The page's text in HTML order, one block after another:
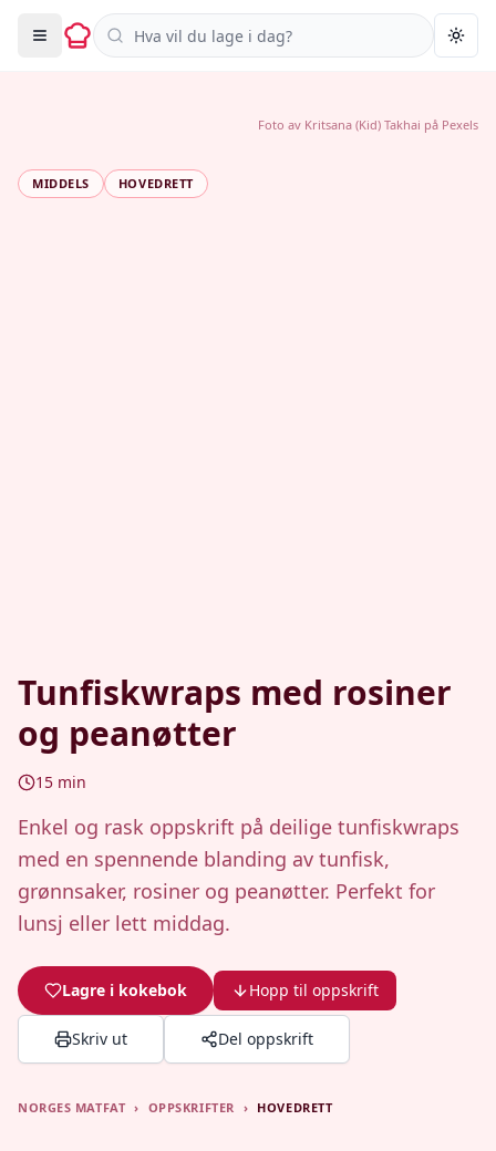
Søk i oppskrifter
MIDDELS HOVEDRETT
Tunfiskwraps med rosiner
og peanøtter
15 min
Enkel og rask oppskrift på deilige tunfiskwraps
med en spennende blanding av tunfisk,
grønnsaker, rosiner og peanøtter. Perfekt for
lunsj eller lett middag.
Lagre i kokebok Hopp til oppskrift
Skriv ut Del oppskrift
Foto av Kritsana (Kid) Takhai på Pexels
NORGES MATFAT › OPPSKRIFTER › HOVEDRETT